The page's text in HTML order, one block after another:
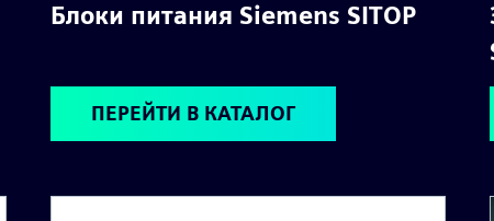
Блоки питания Siemens SITOP
ПЕРЕЙТИ В КАТАЛОГ